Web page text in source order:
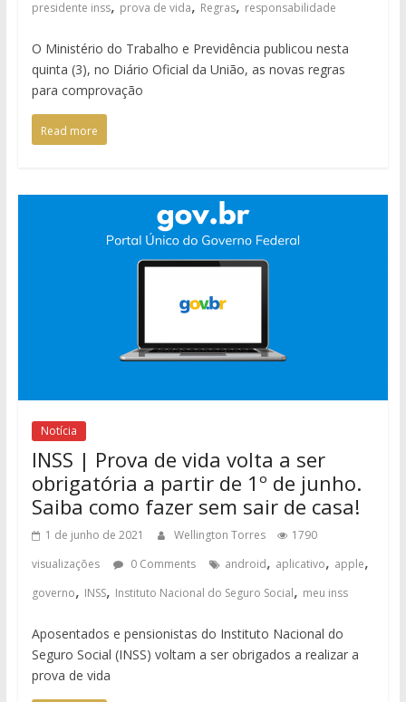
presidente inss, prova de vida, Regras, responsabilidade
O Ministério do Trabalho e Previdência publicou nesta
quinta (3), no Diário Oficial da União, as novas regras
para comprovação
Read more
Notícia
INSS | Prova de vida volta a ser
obrigatória a partir de 1º de junho.
Saiba como fazer sem sair de casa!
1 de junho de 2021 Wellington Torres
1790
visualizações
0 Comments android, aplicativo, apple,
governo, INSS, Instituto Nacional do Seguro Social, meu inss
Aposentados e pensionistas do Instituto Nacional do
Seguro Social (INSS) voltam a ser obrigados a realizar a
prova de vida